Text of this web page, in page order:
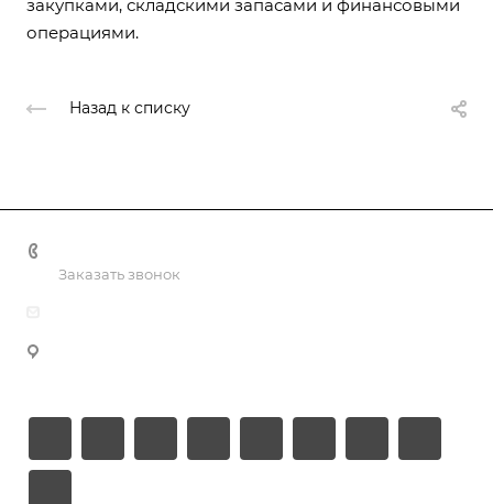
закупками, складскими запасами и финансовыми
операциями.
Назад к списку
Заказать звонок